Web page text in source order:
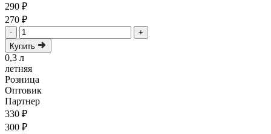
290 ₽
270 ₽
-
+
Купить
0,3 л
летняя
Розница
Оптовик
Партнер
330 ₽
300 ₽